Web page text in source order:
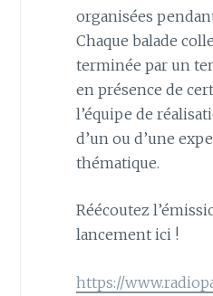
organisées
Chaque balade
terminée par un
en présence de
l’équipe de
d’un ou d’une
thématique.
Réécoutez
lancement ici !
https://